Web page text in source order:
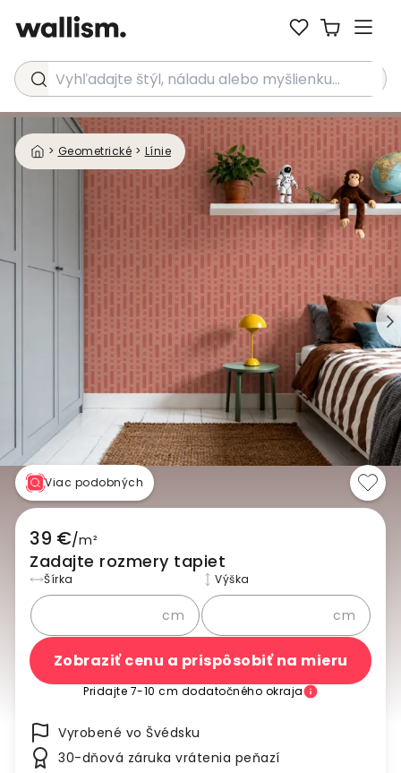
Vyhľadajte štýl, náladu alebo myšlienku...
> Geometrické > Línie
Viac podobných
39 €/m²
Zadajte rozmery tapiet
Šírka
cm
Výška
cm
Zobraziť cenu a prispôsobiť na mieru
Pridajte 7-10 cm dodatočného okraja
Vyrobené vo Švédsku
30-dňová záruka vrátenia peňazí